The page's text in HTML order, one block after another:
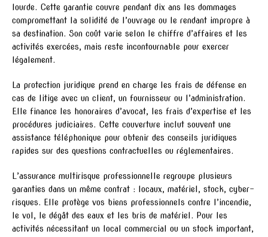
lourde. Cette garantie couvre pendant dix ans les dommages
compromettant la solidité de l’ouvrage ou le rendant impropre à
sa destination. Son coût varie selon le chiffre d’affaires et les
activités exercées, mais reste incontournable pour exercer
légalement.
La protection juridique prend en charge les frais de défense en
cas de litige avec un client, un fournisseur ou l’administration.
Elle finance les honoraires d’avocat, les frais d’expertise et les
procédures judiciaires. Cette couverture inclut souvent une
assistance téléphonique pour obtenir des conseils juridiques
rapides sur des questions contractuelles ou réglementaires.
L’assurance multirisque professionnelle regroupe plusieurs
garanties dans un même contrat : locaux, matériel, stock, cyber-
risques. Elle protège vos biens professionnels contre l’incendie,
le vol, le dégât des eaux et les bris de matériel. Pour les
activités nécessitant un local commercial ou un stock important,